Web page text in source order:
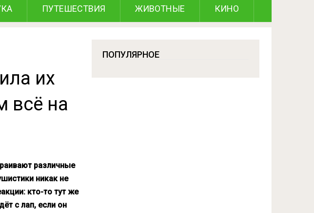
ПУТЕШЕСТВИЯ ЖИВОТНЫЕ КИНО
их
всё на
различные
никак не
кто-то тут же
с лап, если он
ПОПУЛЯРНОЕ